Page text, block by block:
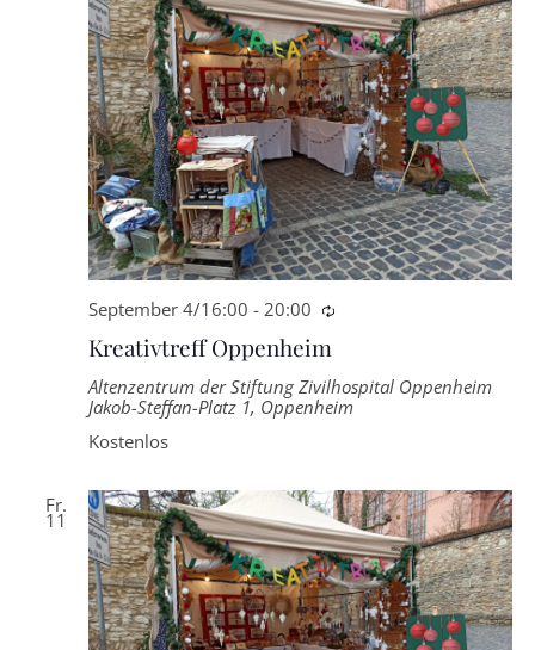
Kreativtreff Oppenheim
September 4/16:00 - 20:00 Wiederkehrende
Altenzentrum der Stiftung Zivilhospital Oppenheim
Jakob-Steffan-Platz 1, Oppenheim
Kostenlos
Fr.
11